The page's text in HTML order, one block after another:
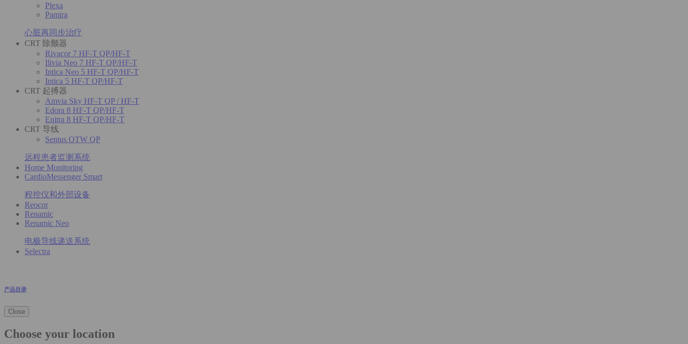
Plexa
Pamira
心脏再同步治疗
CRT 除颤器
Rivacor 7 HF-T QP/HF-T
Ilivia Neo 7 HF-T QP/HF-T
Intica Neo 5 HF-T QP/HF-T
Intica 5 HF-T QP/HF-T
CRT 起搏器
Amvia Sky HF-T QP / HF-T
Edora 8 HF-T QP/HF-T
Enitra 8 HF-T QP/HF-T
CRT 导线
Sentus OTW QP
远程患者监测系统
Home Monitoring
CardioMessenger Smart
程控仪和外部设备
Reocor
Renamic
Renamic Neo
电极导线递送系统
Selectra
产品目录
Close
Choose your location